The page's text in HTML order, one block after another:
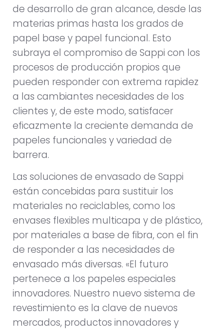
de desarrollo de gran alcance, desde las
materias primas hasta los grados de
papel base y papel funcional. Esto
subraya el compromiso de Sappi con los
procesos de producción propios que
pueden responder con extrema rapidez
a las cambiantes necesidades de los
clientes y, de este modo, satisfacer
eficazmente la creciente demanda de
papeles funcionales y variedad de
barrera.
Las soluciones de envasado de Sappi
están concebidas para sustituir los
materiales no reciclables, como los
envases flexibles multicapa y de plástico,
por materiales a base de fibra, con el fin
de responder a las necesidades de
envasado más diversas. «El futuro
pertenece a los papeles especiales
innovadores. Nuestro nuevo sistema de
revestimiento es la clave de nuevos
mercados, productos innovadores y